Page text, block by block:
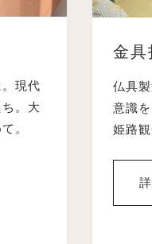
現代
。大
。
金具
仏具
意識
姫路